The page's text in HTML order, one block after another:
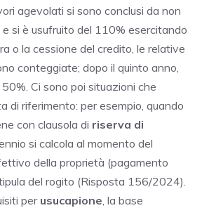
agevolati si sono conclusi da non
e si è usufruito del 110% esercitando
o la cessione del credito, le relative
conteggiate; dopo il quinto anno,
Ci sono poi situazioni che
di riferimento: per esempio, quando
con clausola di riserva di
si calcola al momento del
della proprietà (pagamento
del rogito (Risposta 156/2024).
per usucapione , la base